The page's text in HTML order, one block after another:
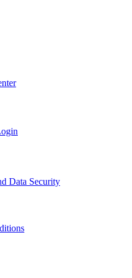
Data Security